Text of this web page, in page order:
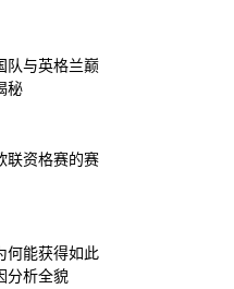
队与英格兰巅
秘
联资格赛的赛
何能获得如此
分析全貌